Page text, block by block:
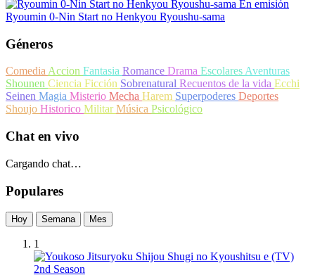
En emisión
Ryoumin 0-Nin Start no Henkyou Ryoushu-sama
Géneros
ComediaAccion Fantasia Romance Drama EscolaresAventuras
Shounen Ciencia Ficción Sobrenatural Recuentos de la vida Ecchi
Seinen Magia Misterio Mecha Harem Superpoderes Deportes
Shoujo Historico MilitarMúsica Psicológico
Chat en vivo
Cargando chat…
Populares
Hoy Semana Mes
1